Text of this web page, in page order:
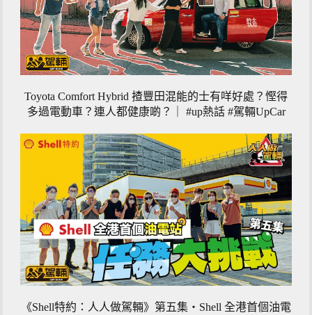
Toyota Comfort Hybrid 揸豐田混能的士有咩好處？慳得
多過電動車？連人都健康啲？｜ #up熱話 #駕輛UpCar
《Shell特約：人人做駕輛》第五集・Shell 全港首個油電